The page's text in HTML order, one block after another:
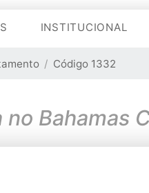
INSTITUCIONAL
Código 1332
Bahamas